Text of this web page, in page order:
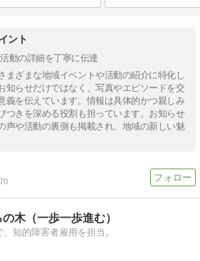
ント
動の詳細を丁寧に伝達
まざまな地域イベントや活動の紹介に特化し
知らせだけではなく、写真やエピソードを交
義を伝えています。情報は具体的かつ親しみ
つきを深める役割も担っています。お知らせ
声や活動の裏側も掲載され、地域の新しい魅
木（一歩一歩進む）
知的障害者雇用を担当。